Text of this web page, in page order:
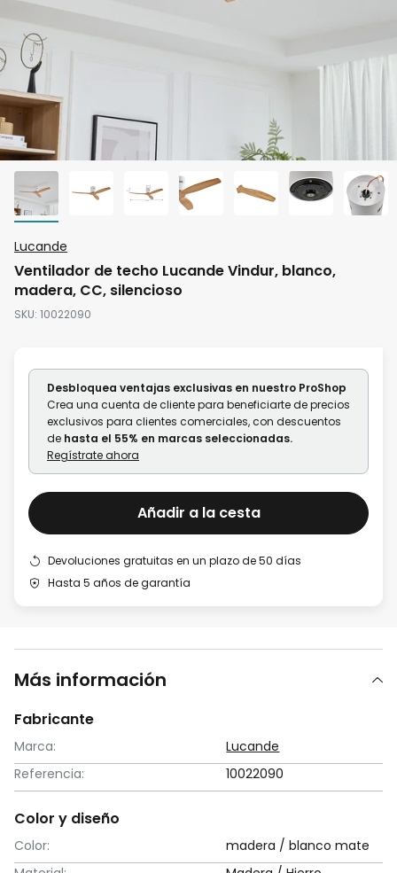
comienzo
imágenes
Lucande
Ventilador de techo Lucande Vindur, blanco,
madera, CC, silencioso
SKU 10022090
Desbloquea ventajas exclusivas en nuestro ProShop
Crea una cuenta de cliente para beneficiarte de precios
exclusivos para clientes comerciales, con descuentos
de hasta el 55% en marcas seleccionadas.
Regístrate ahora
Añadir a la cesta
Devoluciones gratuitas en un plazo de 50 días
Hasta 5 años de garantía
Más información
Fabricante
Marca:
Lucande
Referencia:
10022090
Color y diseño
Color:
madera / blanco mate